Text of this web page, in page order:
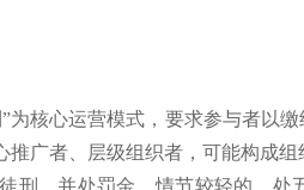
核心运营模式，要求参与者以
广者、层级组织者，可能构成组